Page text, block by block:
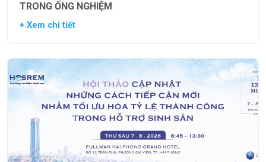
TRONG ỐNG NGHIỆM
+ Xem chi tiết